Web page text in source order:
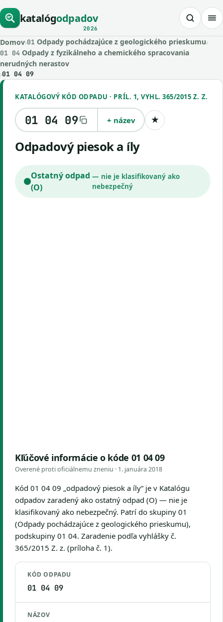
katalógodpadov
2026
Domov›01 Odpady pochádzajúce z geologického prieskumu›
01 04 Odpady z fyzikálneho a chemického spracovania
nerudných nerastov
›01 04 09
KATALÓGOVÝ KÓD ODPADU · PRÍL. 1, VYHL. 365/2015 Z. Z.
01 04 09 + název ★Uložiť kód
odpadový piesok a íly
Ostatný odpad
(O)
— nie je klasifikovaný ako
nebezpečný
Kľúčové informácie o kóde 01 04 09
Overené proti oficiálnemu zneniu · 1. januára 2018
Kód 01 04 09 „odpadový piesok a íly“ je v Katalógu
odpadov zaradený ako ostatný odpad (O) — nie je
klasifikovaný ako nebezpečný. Patrí do skupiny 01
(Odpady pochádzajúce z geologického prieskumu),
podskupiny 01 04. Zaradenie podľa vyhlášky č.
365/2015 Z. z. (príloha č. 1).
KÓD ODPADU
01 04 09
NÁZOV